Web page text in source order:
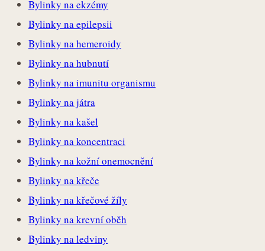
Bylinky na ekzémy
Bylinky na epilepsii
Bylinky na hemeroidy
Bylinky na hubnutí
Bylinky na imunitu organismu
Bylinky na játra
Bylinky na kašel
Bylinky na koncentraci
Bylinky na kožní onemocnění
Bylinky na křeče
Bylinky na křečové žíly
Bylinky na krevní oběh
Bylinky na ledviny